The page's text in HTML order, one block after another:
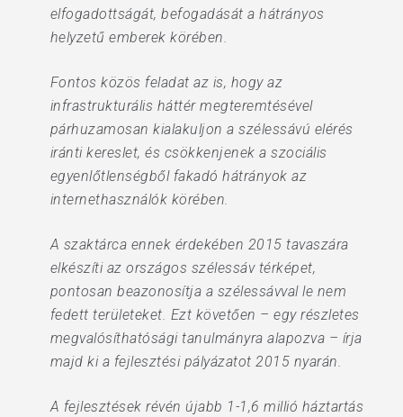
elfogadottságát, befogadását a hátrányos
helyzetű emberek körében.
Fontos közös feladat az is, hogy az
infrastrukturális háttér megteremtésével
párhuzamosan kialakuljon a szélessávú elérés
iránti kereslet, és csökkenjenek a szociális
egyenlőtlenségből fakadó hátrányok az
internethasználók körében.
A szaktárca ennek érdekében 2015 tavaszára
elkészíti az országos szélessáv térképet,
pontosan beazonosítja a szélessávval le nem
fedett területeket. Ezt követően – egy részletes
megvalósíthatósági tanulmányra alapozva – írja
majd ki a fejlesztési pályázatot 2015 nyarán.
A fejlesztések révén újabb 1-1,6 millió háztartás